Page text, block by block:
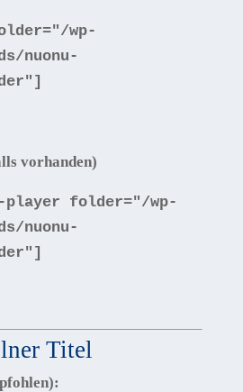
"/wp-
nuonu-
]
vorhanden)
player folder="/wp-
nuonu-
]
Titel